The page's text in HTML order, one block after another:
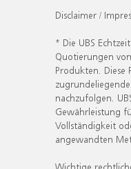
Disclaimer /
* Die UBS
Quotierungen
Produkten. Diese
nachzufolgen.
Gewährleistung
Vollständigkeit
angewandten